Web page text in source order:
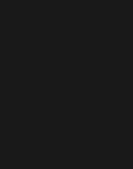
en ventana nueva)
en ventana nueva)
en ventana nueva)
en ventana nueva)